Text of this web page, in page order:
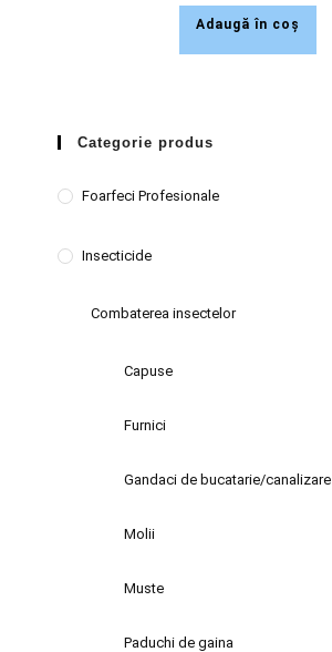
Adaugă în coș
Categorie produs
Foarfeci Profesionale
Insecticide
Combaterea insectelor
Capuse
Furnici
Gandaci de bucatarie/canalizare
Molii
Muste
Paduchi de gaina